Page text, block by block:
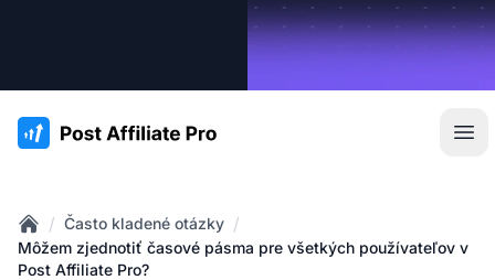
:site.title
Home
/ Často kladené otázky /
Môžem zjednotiť časové pásma pre všetkých používateľov v
Post Affiliate Pro?